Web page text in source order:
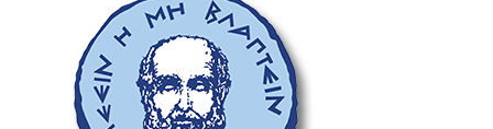
ΕΚΛΟΓΩΝ
ΔΙΕΥΘΥΝΤΩΝ/